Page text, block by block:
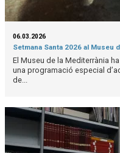
06.03.2026
Setmana Santa 2026 al Museu
El Museu de la Mediterrània
una programació especial
de...